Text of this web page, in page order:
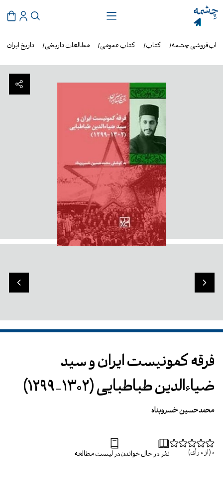
تاریخ ایران مطالعات تاریخی کتاب عمومی کتاب چشمه
فرقه کمونیست ایران و سید
ضیاءالدین طباطبایی (1302-1299)
محمدحسین خسروپناه
0 (از 0 رأی) نفر در حال خواندندر لیست مطالعه